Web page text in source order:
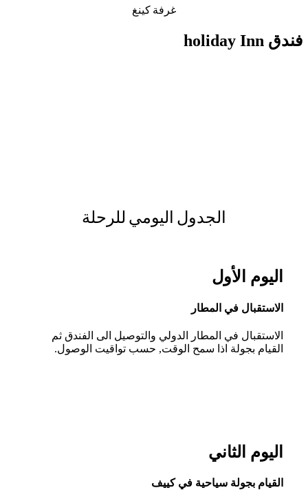
غرفة كينغ
فندق holiday Inn
الجدول اليومي للرحلة
اليوم الأول
الاستقبال في المطار
الاستقبال في المطار الدولي والتوصيل الى الفندق ثم
القيام بجولة اذا سمح الوقت, حسب تواقيت الوصول.
اليوم الثاني
القيام بجولة سياحية في كييف